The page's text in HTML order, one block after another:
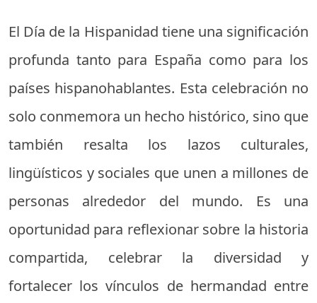
El Día de la Hispanidad tiene una significación
profunda tanto para España como para los
países hispanohablantes. Esta celebración no
solo conmemora un hecho histórico, sino que
también resalta los lazos culturales,
lingüísticos y sociales que unen a millones de
personas alrededor del mundo. Es una
oportunidad para reflexionar sobre la historia
compartida, celebrar la diversidad y
fortalecer los vínculos de hermandad entre